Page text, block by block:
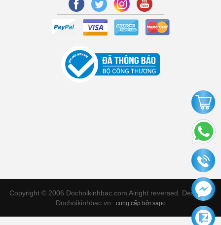
Copyright © 2006 Dochoikinhbac.com Alright reversed. Designed
Dochoikinhbac.vn . cung cấp bởi sapo